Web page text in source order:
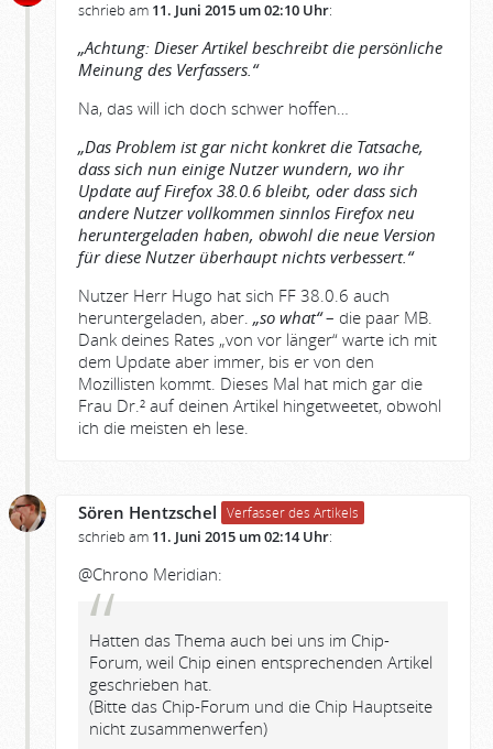
schrieb am 11. Juni 2015 um 02:10 Uhr:
„Achtung: Dieser Artikel beschreibt die persönliche
Meinung des Verfassers.“
Na, das will ich doch schwer hoffen…
„Das Problem ist gar nicht konkret die Tatsache,
dass sich nun einige Nutzer wundern, wo ihr
Update auf Firefox 38.0.6 bleibt, oder dass sich
andere Nutzer vollkommen sinnlos Firefox neu
heruntergeladen haben, obwohl die neue Version
für diese Nutzer überhaupt nichts verbessert.“
Nutzer Herr Hugo hat sich FF 38.0.6 auch
heruntergeladen, aber. „so what“– die paar MB.
Dank deines Rates „von vor länger“ warte ich mit
dem Update aber immer, bis er von den
Mozillisten kommt. Dieses Mal hat mich gar die
Frau Dr.² auf deinen Artikel hingetweetet, obwohl
ich die meisten eh lese.
Sören Hentzschel Verfasser des Artikels
schrieb am 11. Juni 2015 um 02:14 Uhr:
@Chrono Meridian:
Hatten das Thema auch bei uns im Chip-
Forum, weil Chip einen entsprechenden Artikel
geschrieben hat.
(Bitte das Chip-Forum und die Chip Hauptseite
nicht zusammenwerfen)